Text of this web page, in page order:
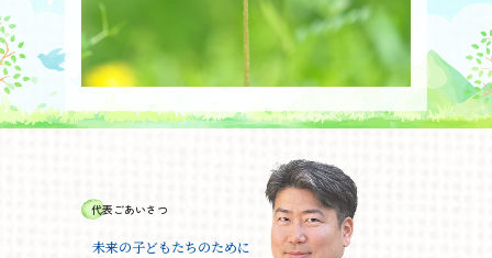
代表ごあいさつ
未来の子どもたちのために